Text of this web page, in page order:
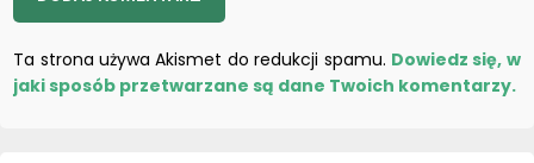
Ta strona używa Akismet do redukcji spamu. Dowiedz się, w
jaki sposób przetwarzane są dane Twoich komentarzy.